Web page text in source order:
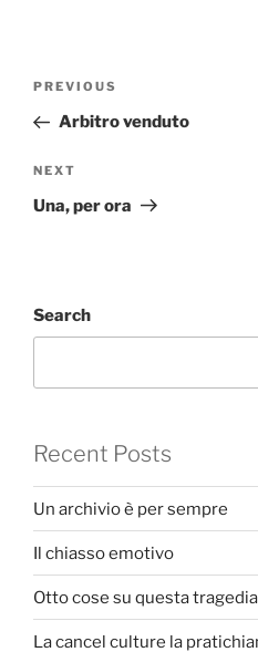
Previous
Post
PREVIOUS
Arbitro venduto
Next
Post
NEXT
Una, per ora
Search
Recent Posts
Un archivio è per sempre
Il chiasso emotivo
Otto cose su questa tragedia
La cancel culture la